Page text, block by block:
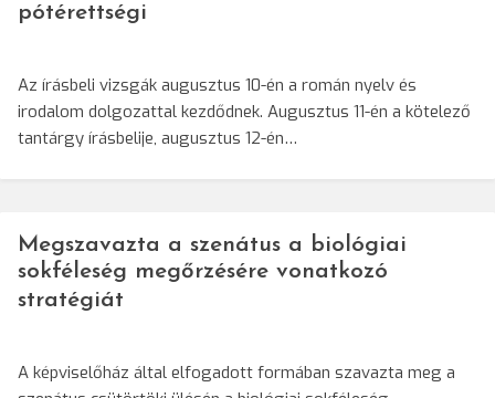
pótérettségi
Az írásbeli vizsgák augusztus 10-én a román nyelv és
irodalom dolgozattal kezdődnek. Augusztus 11-én a kötelező
tantárgy írásbelije, augusztus 12-én…
Megszavazta a szenátus a biológiai
sokféleség megőrzésére vonatkozó
stratégiát
A képviselőház által elfogadott formában szavazta meg a